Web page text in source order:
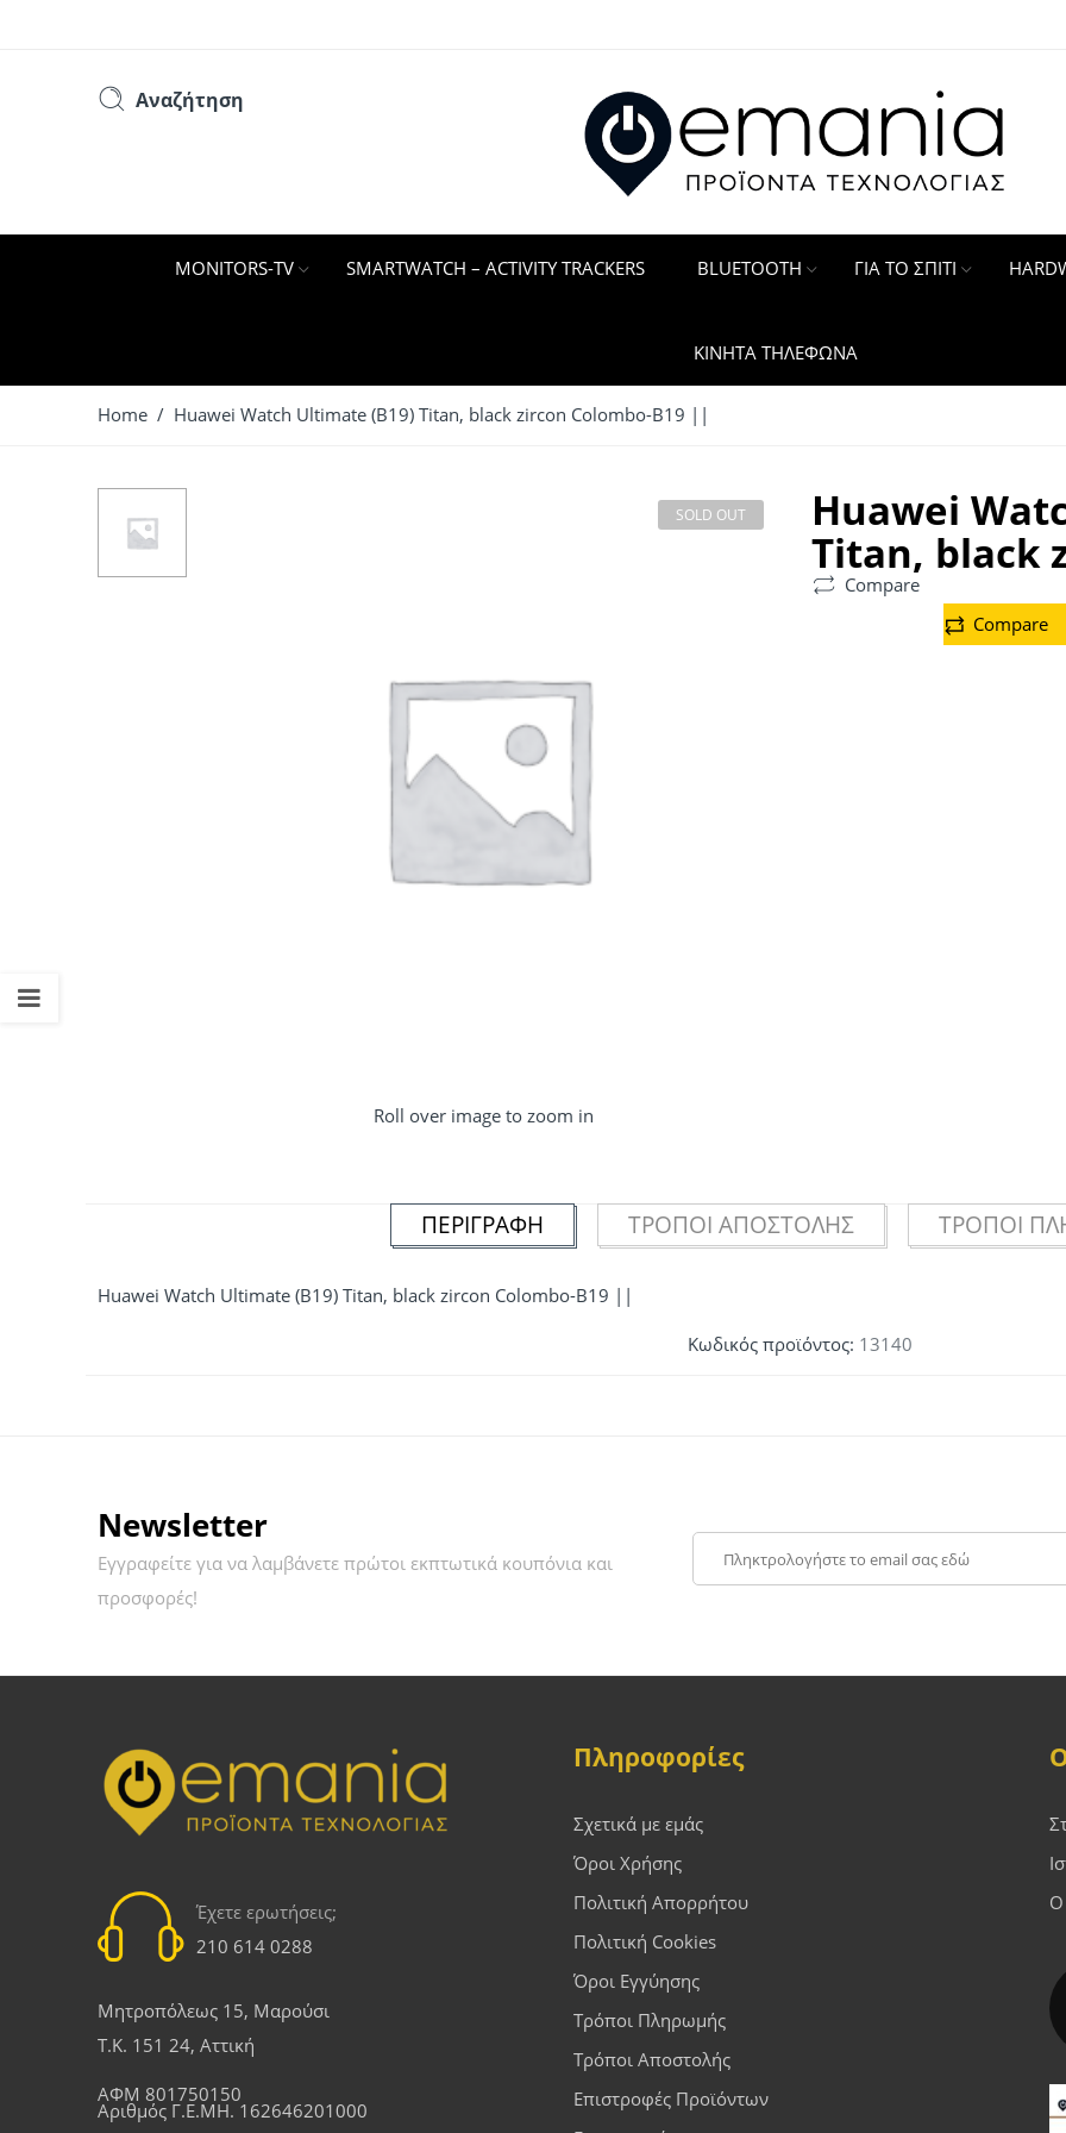
Αναζήτηση
MONITORS-TV SMARTWATCH – ACTIVITY TRACKERS BLUETOOTH ΓΙΑ ΤΟ ΣΠΙΤΙ
ΚΙΝΗΤΑ ΤΗΛΕΦΩΝΑ
Home / Huawei Watch Ultimate (B19) Titan, black zircon Colombo-B19 ||
SOLD OUT
Roll over image to zoom in
Huawei
Titan, black
Compare
Compare
ΠΕΡΙΓΡΑΦΉ ΤΡΌΠΟΙ ΑΠΟΣΤΟΛΉΣ ΤΡΌΠΟΙ
Huawei Watch Ultimate (B19) Titan, black zircon Colombo-B19 ||
Κωδικός προϊόντος: 13140
Newsletter
Εγγραφείτε για να λαμβάνετε πρώτοι εκπτωτικά κουπόνια και
προσφορές!
Έχετε ερωτήσεις;
210 614 0288
Μητροπόλεως 15, Μαρούσι
Τ.Κ. 151 24, Αττική
ΑΦΜ 801750150
Αριθμός Γ.Ε.ΜΗ. 162646201000
Πληροφορίες
Σχετικά με εμάς
Όροι Χρήσης
Πολιτική Απορρήτου
Πολιτική Cookies
Όροι Εγγύησης
Τρόποι Πληρωμής
Τρόποι Αποστολής
Επιστροφές Προϊόντων
Ο